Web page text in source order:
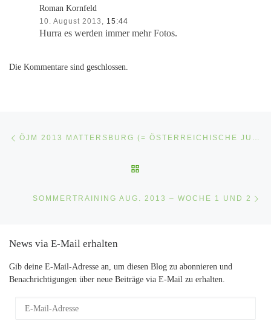
Roman Kornfeld
10. August 2013, 15:44
Hurra es werden immer mehr Fotos.
Die Kommentare sind geschlossen.
Beitragsnavigation
SOMMERTRAINING AUG. 2013 – WOCHE 1 UND 2
News via E-Mail erhalten
Gib deine E-Mail-Adresse an, um diesen Blog zu abonnieren und
Benachrichtigungen über neue Beiträge via E-Mail zu erhalten.